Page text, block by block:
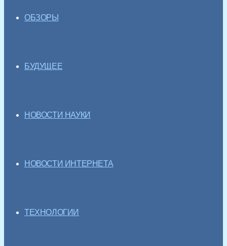
ОБЗОРЫ
БУДУЩЕЕ
НОВОСТИ НАУКИ
НОВОСТИ ИНТЕРНЕТА
ТЕХНОЛОГИИ